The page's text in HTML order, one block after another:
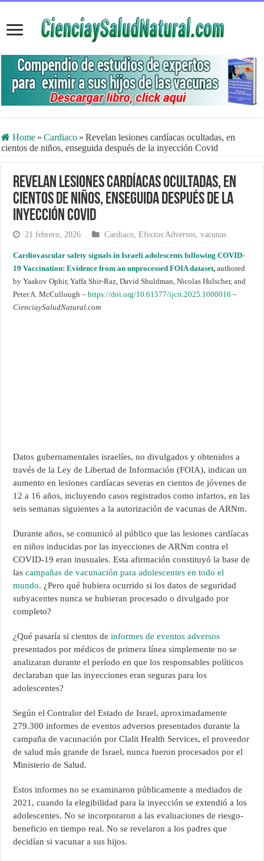
Home » Cardiaco » Revelan lesiones cardíacas ocultadas, en
cientos de niños, enseguida después de la inyección Covid
Revelan lesiones cardíacas ocultadas, en
cientos de niños, enseguida después de la
inyección Covid
21 febrero, 2026 Cardiaco ,Efectos Adversos ,vacunas
Cardiovascular safety signals in Israeli adolescents following COVID-
19 Vaccination: Evidence from an unprocessed FOIA dataset,authored
by Yaakov Ophir, Yaffa Shir-Raz, David Shuldman, Nicolas Hulscher, and
Peter A. McCullough –https://doi.org/10.61577/ijcri.2025.1000016 –
CienciaySaludNatural.com
Datos gubernamentales israelíes, no divulgados y obtenidos a
través de la Ley de Libertad de Información (FOIA), indican un
aumento en lesiones cardíacas severas en cientos de jóvenes de
12 a 16 años, incluyendo casos registrados como infartos, en las
seis semanas siguientes a la autorización de vacunas de ARNm.
Durante años, se comunicó al público que las lesiones cardíacas
en niños inducidas por las inyecciones de ARNm contra el
COVID-19 eran inusuales. Esta afirmación constituyó la base de
lascampañas de vacunación para adolescentes en todo el
mundo. ¿Pero qué hubiera ocurrido si los datos de seguridad
subyacentes nunca se hubieran procesado o divulgado por
completo?
¿Qué pasaría si cientos de informes de eventos adversos
presentados por médicos de primera línea simplemente no se
analizaran durante el período en que los responsables políticos
declaraban que las inyecciones eran seguras para los
adolescentes?
Según el Contralor del Estado de Israel, aproximadamente
279.300 informes de eventos adversos presentados durante la
campaña de vacunación por Clalit Health Services, el proveedor
de salud más grande de Israel, nunca fueron procesados por el
Ministerio de Salud.
Estos informes no se examinaron públicamente a mediados de
2021, cuando la elegibilidad para la inyección se extendió a los
adolescentes. No se incorporaron a las evaluaciones de riesgo-
beneficio en tiempo real. No se revelaron a los padres que
decidían si vacunar a sus hijos.